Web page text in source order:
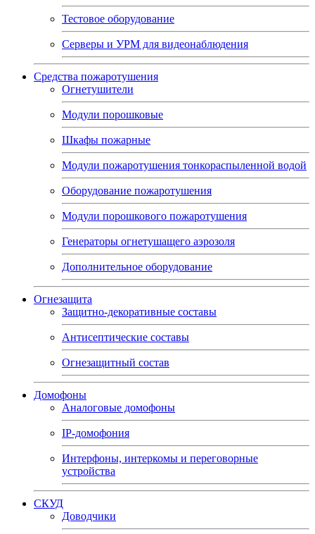
Тестовое оборудование
Серверы и УРМ для видеонаблюдения
Средства пожаротушения
Огнетушители
Модули порошковые
Шкафы пожарные
Модули пожаротушения тонкораспыленной водой
Оборудование пожаротушения
Модули порошкового пожаротушения
Генераторы огнетушащего аэрозоля
Дополнительное оборудование
Огнезащита
Защитно-декоративные составы
Антисептические составы
Огнезащитный состав
Домофоны
Аналоговые домофоны
IP-домофония
Интерфоны, интеркомы и переговорные
устройства
СКУД
Доводчики